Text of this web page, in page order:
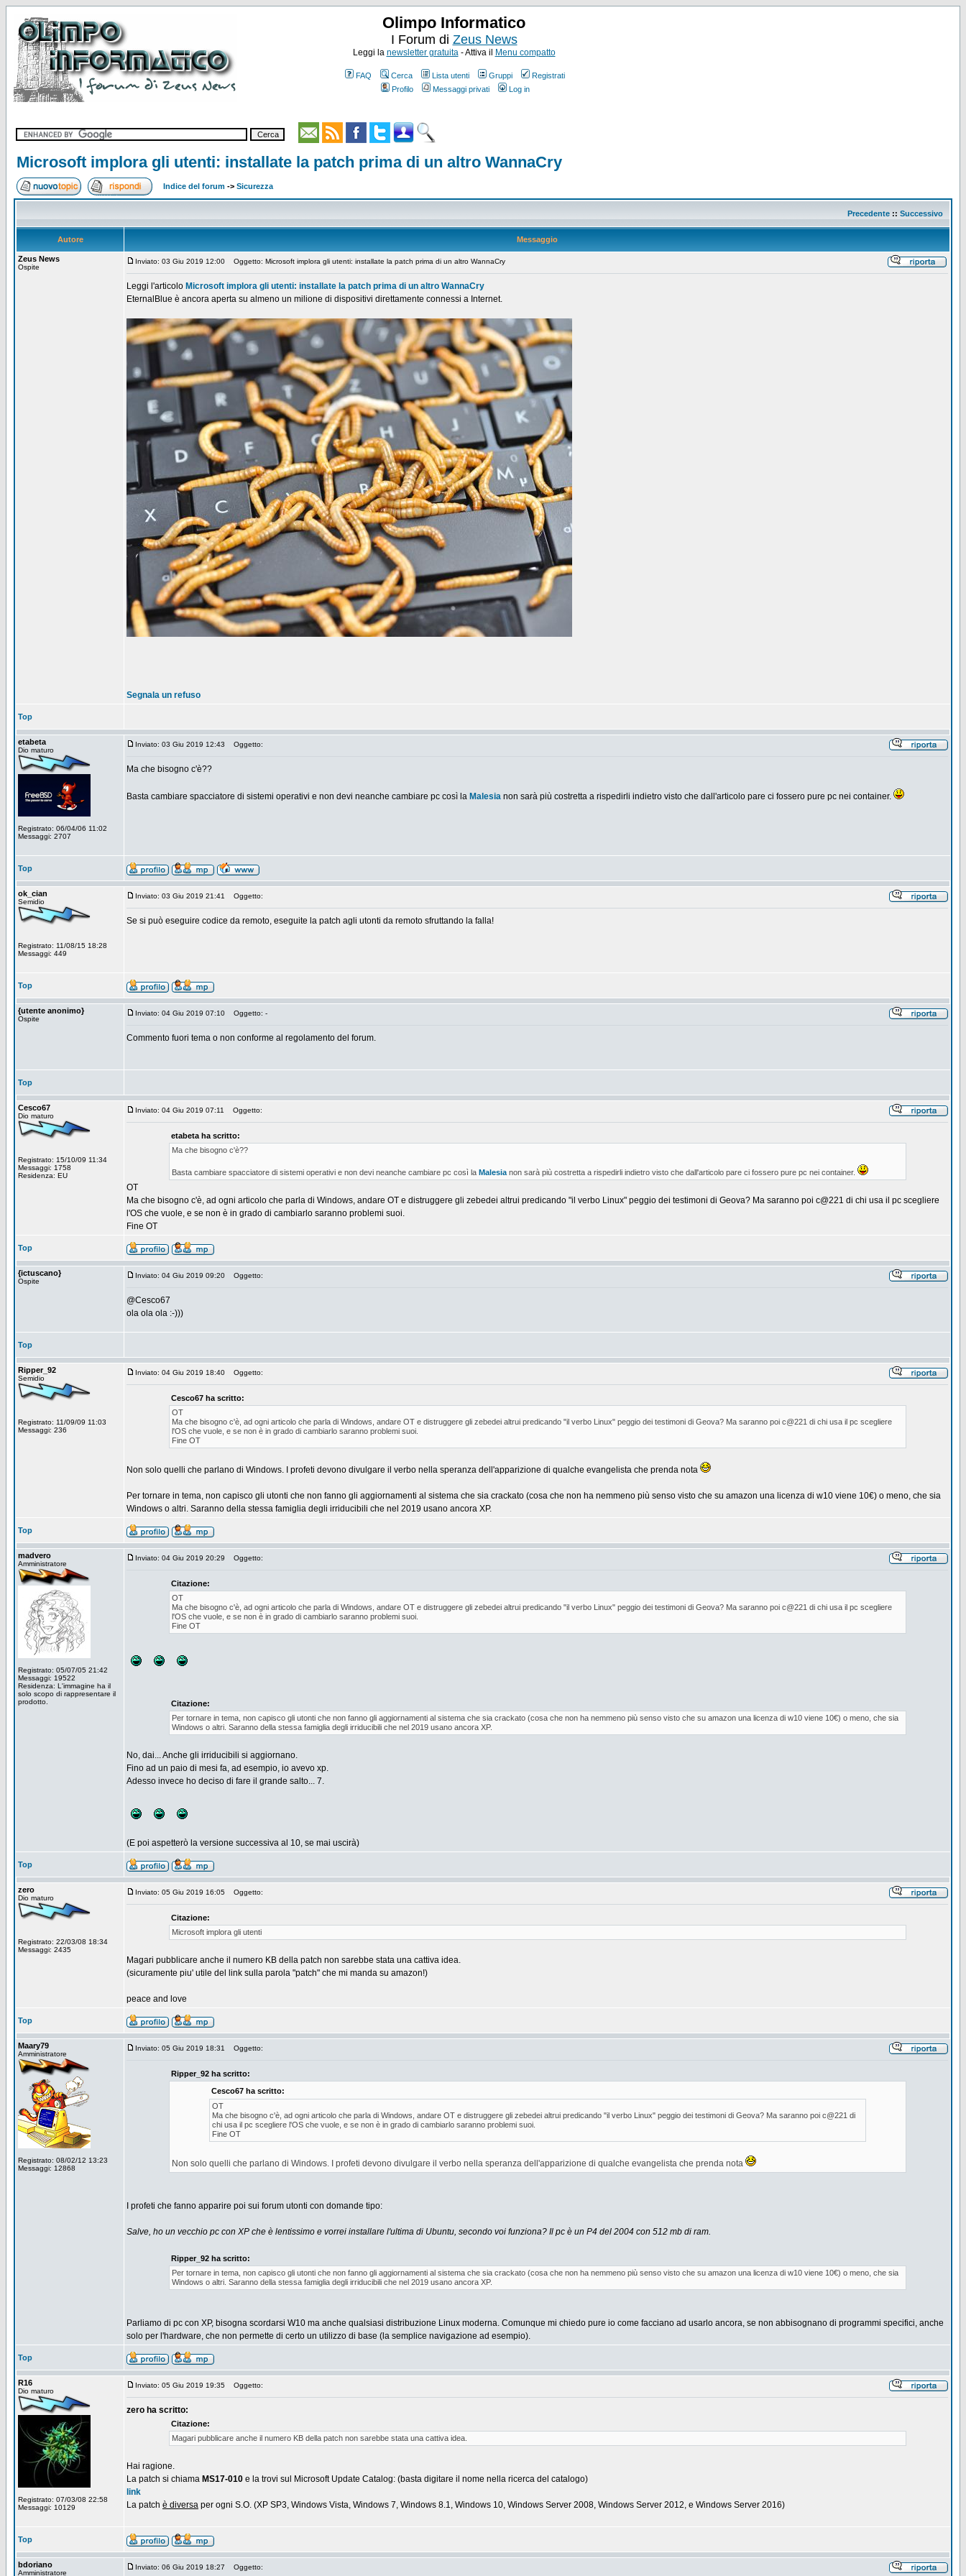
Olimpo Informatico
I Forum di Zeus News
Leggi la newsletter gratuita- Attiva il Menu compatto
FAQ Cerca Lista utenti Gruppi
Registrati
Profilo
Messaggi privati Log in
Microsoft implora gli utenti: installate la patch prima di un altro WannaCry
Indice del forum -> Sicurezza
Precedente :: Successivo
Autore Messaggio
Zeus News
Ospite
Inviato: 03 Giu 2019 12:00 Oggetto: Microsoft implora gli utenti: installate la patch prima di un altro WannaCry
Leggi l'articolo Microsoft implora gli utenti: installate la patch prima di un altro WannaCry
EternalBlue è ancora aperta su almeno un milione di dispositivi direttamente connessi a Internet.
Segnala un refuso
Top
etabeta
Dio maturo
Registrato: 06/04/06 11:02
Messaggi: 2707
Inviato: 03 Giu 2019 12:43 Oggetto:
Ma che bisogno c'è??
Basta cambiare spacciatore di sistemi operativi e non devi neanche cambiare pc così la Malesia non sarà più costretta a rispedirli indietro visto che dall'articolo pare ci fossero pure pc nei container.
Top
ok_cian
Semidio
Registrato: 11/08/15 18:28
Messaggi: 449
Inviato: 03 Giu 2019 21:41 Oggetto:
Se si può eseguire codice da remoto, eseguite la patch agli utonti da remoto sfruttando la falla!
Top
{utente anonimo}
Ospite
Inviato: 04 Giu 2019 07:10 Oggetto: -
Commento fuori tema o non conforme al regolamento del forum.
Top
Cesco67
Dio maturo
Registrato: 15/10/09 11:34
Messaggi: 1758
Residenza: EU
Inviato: 04 Giu 2019 07:11 Oggetto:
etabeta ha scritto:
Ma che bisogno c'è??
Basta cambiare spacciatore di sistemi operativi e non devi neanche cambiare pc così la Malesianon sarà più costretta a rispedirli indietro visto che dall'articolo pare ci fossero pure pc nei container.
OT
Ma che bisogno c'è, ad ogni articolo che parla di Windows, andare OT e distruggere gli zebedei altrui predicando "il verbo Linux" peggio dei testimoni di Geova? Ma saranno poi c@221 di chi usa il pc scegliere
l'OS che vuole, e se non è in grado di cambiarlo saranno problemi suoi.
Fine OT
Top
{ictuscano}
Ospite
Inviato: 04 Giu 2019 09:20 Oggetto:
@Cesco67
ola ola ola :-)))
Top
Ripper_92
Semidio
Registrato: 11/09/09 11:03
Messaggi: 236
Inviato: 04 Giu 2019 18:40 Oggetto:
Cesco67 ha scritto:
OT
Ma che bisogno c'è, ad ogni articolo che parla di Windows, andare OT e distruggere gli zebedei altrui predicando "il verbo Linux" peggio dei testimoni di Geova? Ma saranno poi c@221 di chi usa il pc scegliere
l'OS che vuole, e se non è in grado di cambiarlo saranno problemi suoi.
Fine OT
Non solo quelli che parlano di Windows. I profeti devono divulgare il verbo nella speranza dell'apparizione di qualche evangelista che prenda nota
Per tornare in tema, non capisco gli utonti che non fanno gli aggiornamenti al sistema che sia crackato (cosa che non ha nemmeno più senso visto che su amazon una licenza di w10 viene 10€) o meno, che sia
Windows o altri. Saranno della stessa famiglia degli irriducibili che nel 2019 usano ancora XP.
Top
madvero
Amministratore
Registrato: 05/07/05 21:42
Messaggi: 19522
Residenza: L'immagine ha il
solo scopo di rappresentare il
prodotto.
Inviato: 04 Giu 2019 20:29 Oggetto:
Citazione:
OT
Ma che bisogno c'è, ad ogni articolo che parla di Windows, andare OT e distruggere gli zebedei altrui predicando "il verbo Linux" peggio dei testimoni di Geova? Ma saranno poi c@221 di chi usa il pc scegliere
l'OS che vuole, e se non è in grado di cambiarlo saranno problemi suoi.
Fine OT
Citazione:
Per tornare in tema, non capisco gli utonti che non fanno gli aggiornamenti al sistema che sia crackato (cosa che non ha nemmeno più senso visto che su amazon una licenza di w10 viene 10€) o meno, che sia
Windows o altri. Saranno della stessa famiglia degli irriducibili che nel 2019 usano ancora XP.
No, dai... Anche gli irriducibili si aggiornano.
Fino ad un paio di mesi fa, ad esempio, io avevo xp.
Adesso invece ho deciso di fare il grande salto... 7.
(E poi aspetterò la versione successiva al 10, se mai uscirà)
Top
zero
Dio maturo
Registrato: 22/03/08 18:34
Messaggi: 2435
Inviato: 05 Giu 2019 16:05 Oggetto:
Citazione:
Microsoft implora gli utenti
Magari pubblicare anche il numero KB della patch non sarebbe stata una cattiva idea.
(sicuramente piu' utile del link sulla parola "patch" che mi manda su amazon!)
peace and love
Top
Maary79
Amministratore
Registrato: 08/02/12 13:23
Messaggi: 12868
Inviato: 05 Giu 2019 18:31 Oggetto:
Ripper_92 ha scritto:
Cesco67 ha scritto:
OT
Ma che bisogno c'è, ad ogni articolo che parla di Windows, andare OT e distruggere gli zebedei altrui predicando "il verbo Linux" peggio dei testimoni di Geova? Ma saranno poi c@221 di
chi usa il pc scegliere l'OS che vuole, e se non è in grado di cambiarlo saranno problemi suoi.
Fine OT
Non solo quelli che parlano di Windows. I profeti devono divulgare il verbo nella speranza dell'apparizione di qualche evangelista che prenda nota
I profeti che fanno apparire poi sui forum utonti con domande tipo:
Salve, ho un vecchio pc con XP che è lentissimo e vorrei installare l'ultima di Ubuntu, secondo voi funziona? Il pc è un P4 del 2004 con 512 mb di ram.
Ripper_92 ha scritto:
Per tornare in tema, non capisco gli utonti che non fanno gli aggiornamenti al sistema che sia crackato (cosa che non ha nemmeno più senso visto che su amazon una licenza di w10 viene 10€) o meno, che sia
Windows o altri. Saranno della stessa famiglia degli irriducibili che nel 2019 usano ancora XP.
Parliamo di pc con XP, bisogna scordarsi W10 ma anche qualsiasi distribuzione Linux moderna. Comunque mi chiedo pure io come facciano ad usarlo ancora, se non abbisognano di programmi specifici, anche
solo per l'hardware, che non permette di certo un utilizzo di base (la semplice navigazione ad esempio).
Top
R16
Dio maturo
Registrato: 07/03/08 22:58
Messaggi: 10129
Inviato: 05 Giu 2019 19:35 Oggetto:
zero ha scritto:
Citazione:
Magari pubblicare anche il numero KB della patch non sarebbe stata una cattiva idea.
Hai ragione.
La patch si chiama MS17-010 e la trovi sul Microsoft Update Catalog: (basta digitare il nome nella ricerca del catalogo)
link
La patch è diversa per ogni S.O. (XP SP3, Windows Vista, Windows 7, Windows 8.1, Windows 10, Windows Server 2008, Windows Server 2012, e Windows Server 2016)
Top
bdoriano
Amministratore
Inviato: 06 Giu 2019 18:27 Oggetto: